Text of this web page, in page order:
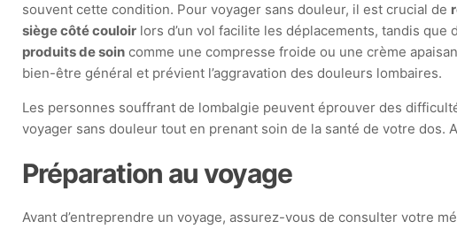
souvent cette condition. Pour voyager sans douleur, il est crucial de
siège côté couloir lors d’un vol facilite les déplacements, tandis que
produits de soin comme une compresse froide ou une crème
bien-être général et prévient l’aggravation des douleurs lombaires.
Les personnes souffrant de lombalgie peuvent éprouver des
voyager sans douleur tout en prenant soin de la santé de votre dos.
Préparation au voyage
Avant d’entreprendre un voyage, assurez-vous de consulter votre